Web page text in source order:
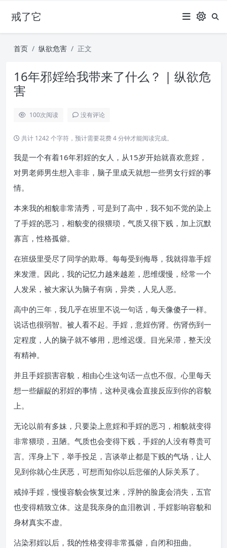
戒了它
首页 纵欲危害 正文
16年邪婬给我带来了什么？ | 纵欲危
害
100次阅读 没有评论
共计 1242 个字符，预计需要花费 4 分钟才能阅读完成。
我是一个有着16年邪婬的女人，从15岁开始就喜欢意婬，
对男老师男生想入非非，脑子里成天就想一些男女行婬的事
情。
本来我的相貌非常清秀，可是到了高中，我不知不觉的染上
了手婬的恶习，相貌变的很猥琐，气质又很下贱，加上沉默
寡言，性格孤僻。
在班级里受尽了同学的欺辱。每每受到侮辱，我就得靠手婬
来发泄。因此，我的记忆力越来越差，思维缓慢，经常一个
人发呆，被大家认为脑子有病，异类，人见人恶。
高中的三年，我几乎在班里不说一句话，每天像傻子一样。
说话也很弱智。被人看不起。手婬，意婬伤肾。伤肾伤到一
定程度，人的脑子就不够用，思维迟缓。目光呆滞，整天没
有精神。
并且手婬损害容貌，相由心生这句话一点也不假。心里每天
想一些龌龊的邪婬的事情，这种灵魂会直接反应到你的容貌
上。
无论以前有多妹，只要染上意婬和手婬的恶习，相貌就变得
非常猥琐，丑陋。气质也会变得下贱，手婬的人没有尊贵可
言。浑身上下，举手投足，言谈举止都是下贱的气场，让人
见到你就心生厌恶，可想而知你以后悲催的人际关系了。
戒掉手婬，慢慢容貌会恢复过来，浮肿的脸庞会消失，五官
也变得精致立体。这是我亲身的血泪教训，手婬影响容貌和
身材真实不虚。
沾染邪婬以后，我的性格变得非常孤僻，自闭和扭曲。